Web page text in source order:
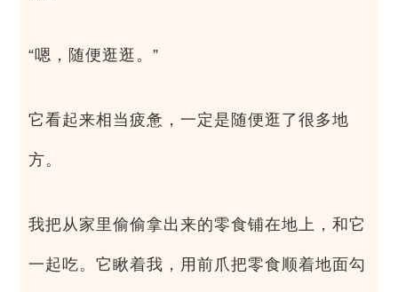
“嗯，随便逛逛。”
它看起来相当疲惫，一定是随便逛了很多地
方。
我把从家里偷偷拿出来的零食铺在地上，和它
一起吃。它瞅着我，用前爪把零食顺着地面勾